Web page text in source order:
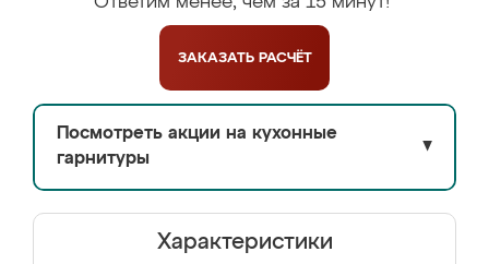
ЗАКАЗАТЬ РАСЧЁТ
Посмотреть акции на кухонные
гарнитуры
▼
Характеристики